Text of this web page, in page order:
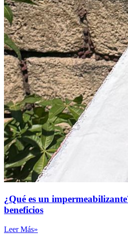
¿Qué es un
beneficios
Leer Más»